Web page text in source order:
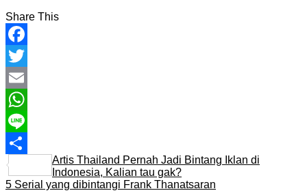
Share This
Facebook
Twitter
Email
WhatsApp
Line
Share
Artis Thailand Pernah Jadi Bintang Iklan di
Indonesia, Kalian tau gak?
5 Serial yang dibintangi Frank Thanatsaran